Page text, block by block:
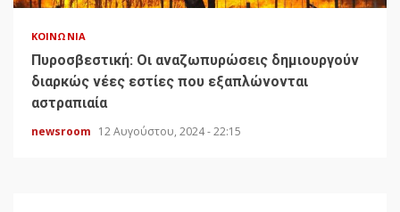
ΚΟΙΝΩΝΊΑ
Πυροσβεστική: Οι αναζωπυρώσεις δημιουργούν
διαρκώς νέες εστίες που εξαπλώνονται
αστραπιαία
newsroom 12 Αυγούστου, 2024 - 22:15